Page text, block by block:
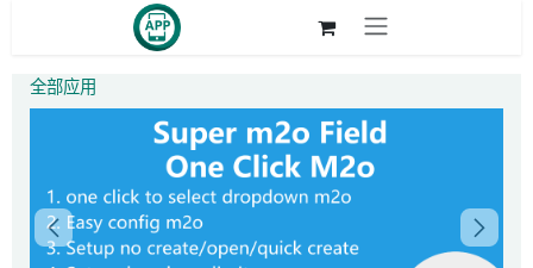
全部应用